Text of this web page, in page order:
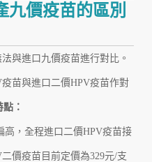
九價疫苗的區別
與進口九價疫苗進行對比。
苗與進口二價HPV疫苗作對
：
高，全程進口二價HPV疫苗接
價疫苗目前定價為329元/支